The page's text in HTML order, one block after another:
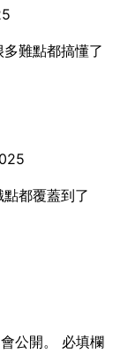
難點都搞懂了
都覆蓋到了
公開。
必填欄